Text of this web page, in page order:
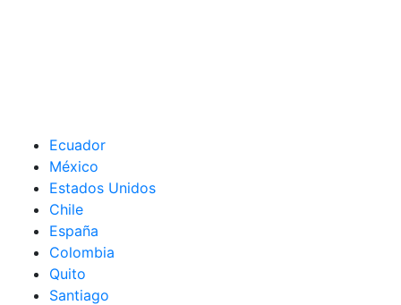
Ecuador
México
Estados Unidos
Chile
España
Colombia
Quito
Santiago